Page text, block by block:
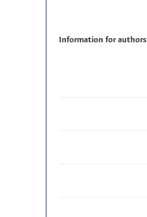
Information for authors